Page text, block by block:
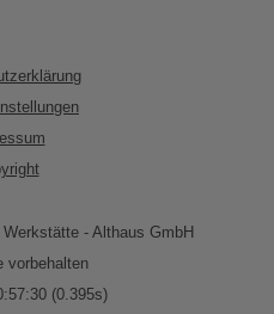
- Althaus GmbH
vorbehalten
(0.395s)